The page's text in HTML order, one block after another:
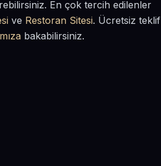
En çok tercih edilenler
ve Restoran Sitesi. Ücretsiz teklif
bakabilirsiniz.